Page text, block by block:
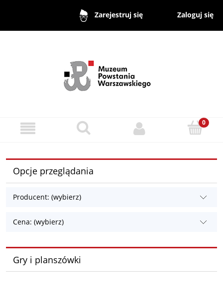
Zarejestruj się Zaloguj się
Opcje przeglądania
Producent: (wybierz)
Cena: (wybierz)
Gry i planszówki